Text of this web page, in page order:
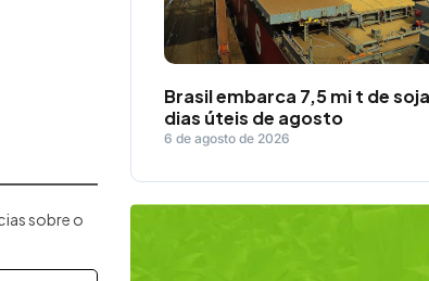
sobre o
Brasil embarca 7,5 mi t de
dias úteis de agosto
6 de agosto de 2026